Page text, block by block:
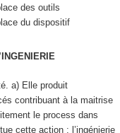
des outils
du dispositif
a) Elle produit
contribuant à la maitrise
le process dans
cette action : l’ingénierie